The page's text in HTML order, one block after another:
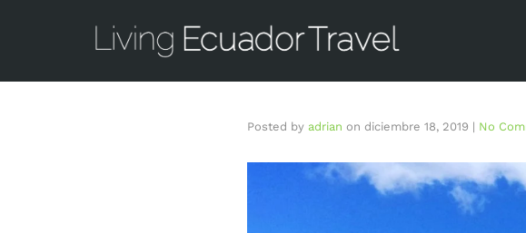
Posted by adrian on diciembre 18, 2019 | No